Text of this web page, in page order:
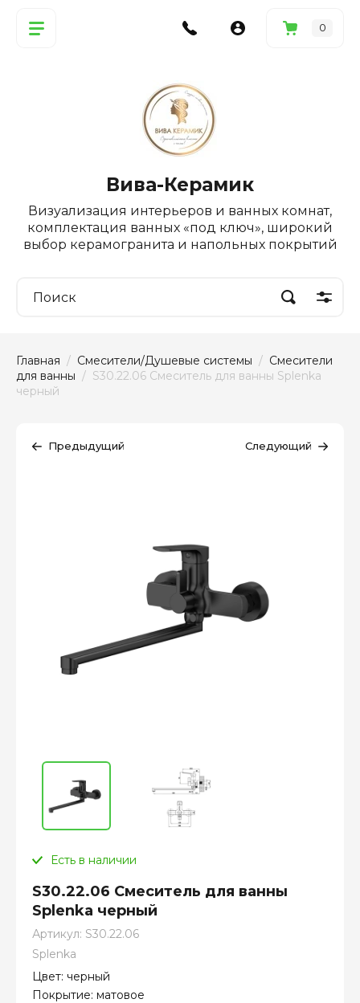
0
Вива-Керамик
Визуализация интерьеров и ванных комнат,
комплектация ванных «под ключ», широкий
выбор керамогранита и напольных покрытий
Главная / Смесители/Душевые системы / Смесители
для ванны /  S30.22.06 Смеситель для ванны Splenka
черный
Предыдущий Следующий
Есть в наличии
S30.22.06 Смеситель для ванны
Splenka черный
Артикул: S30.22.06
Splenka
Цвет: черный
Покрытие: матовое